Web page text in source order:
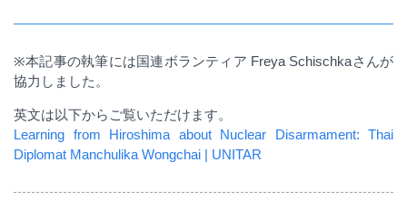
※本記事の執筆には国連ボランティア Freya Schischkaさんが
協力しました。
英文は以下からご覧いただけます。
Learning from Hiroshima about Nuclear Disarmament: Thai
Diplomat Manchulika Wongchai | UNITAR